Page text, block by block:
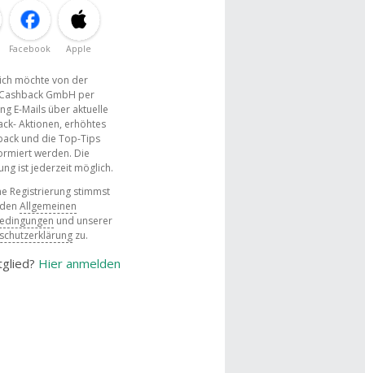
Facebook Apple
ich möchte von der
GmbH per
E-Mails über aktuelle
Aktionen, erhöhtes
und die Top-Tips
werden. Die
ist jederzeit möglich.
Registrierung stimmst
Allgemeinen
und unserer
zu.
Hier anmelden